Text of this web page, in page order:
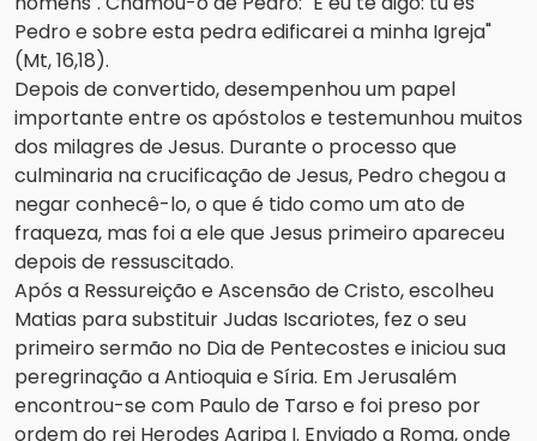
Pedro e sobre esta pedra edificarei a minha Igreja"
(Mt, 16,18).
Depois de convertido, desempenhou um papel
importante entre os apóstolos e testemunhou muitos
dos milagres de Jesus. Durante o processo que
culminaria na crucificação de Jesus, Pedro chegou a
negar conhecê-lo, o que é tido como um ato de
fraqueza, mas foi a ele que Jesus primeiro apareceu
depois de ressuscitado.
Após a Ressureição e Ascensão de Cristo, escolheu
Matias para substituir Judas Iscariotes, fez o seu
primeiro sermão no Dia de Pentecostes e iniciou sua
peregrinação a Antioquia e Síria. Em Jerusalém
encontrou-se com Paulo de Tarso e foi preso por
ordem do rei Herodes Agripa I. Enviado a Roma, onde